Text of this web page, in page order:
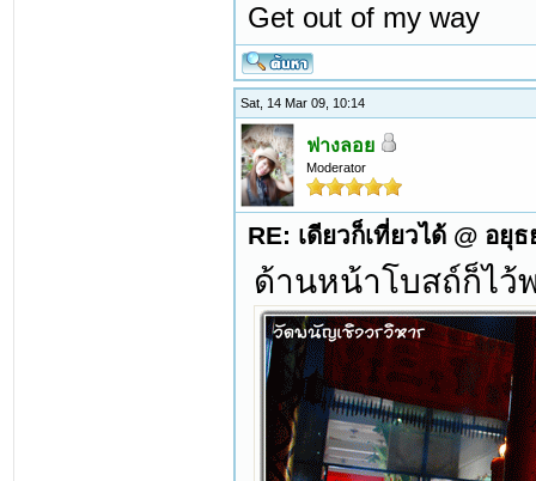
Get out of my way
Sat, 14 Mar 09, 10:14
ฟางลอย
Moderator
RE: เดียวก็เที่ยวได้ @ อยุ
ด้านหน้าโบสถ์ก็ไว้